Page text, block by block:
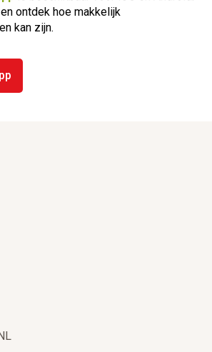
ontdek hoe makkelijk
kan zijn.